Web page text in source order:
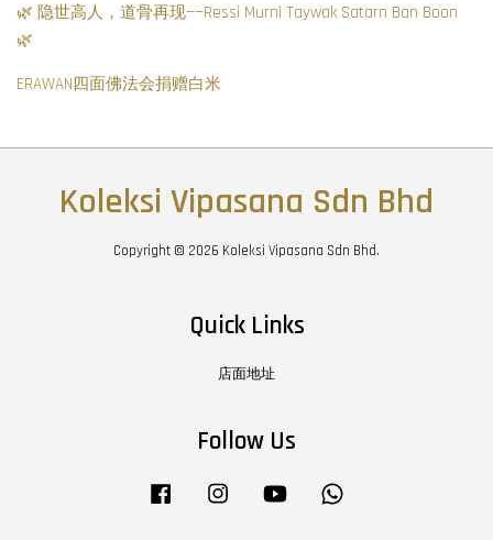
🌿 隐世高人，道骨再现——Ressi Murni Taywak Satarn Ban Boon
🌿
ERAWAN四面佛法会捐赠白米
Koleksi Vipasana Sdn Bhd
Copyright © 2026 Koleksi Vipasana Sdn Bhd.
Quick Links
店面地址
Follow Us
Facebook Instagram YouTube